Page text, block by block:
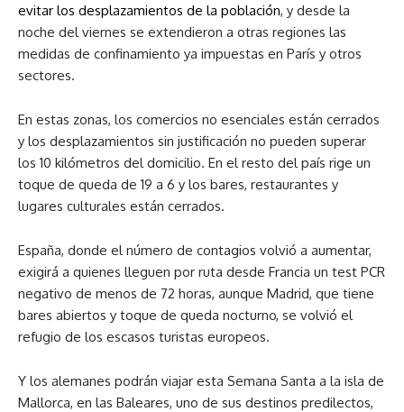
evitar los desplazamientos de la población, y desde la
noche del viernes se extendieron a otras regiones las
medidas de confinamiento ya impuestas en París y otros
sectores.
En estas zonas, los comercios no esenciales están cerrados
y los desplazamientos sin justificación no pueden superar
los 10 kilómetros del domicilio. En el resto del país rige un
toque de queda de 19 a 6 y los bares, restaurantes y
lugares culturales están cerrados.
España, donde el número de contagios volvió a aumentar,
exigirá a quienes lleguen por ruta desde Francia un test PCR
negativo de menos de 72 horas, aunque Madrid, que tiene
bares abiertos y toque de queda nocturno, se volvió el
refugio de los escasos turistas europeos.
Y los alemanes podrán viajar esta Semana Santa a la isla de
Mallorca, en las Baleares, uno de sus destinos predilectos,